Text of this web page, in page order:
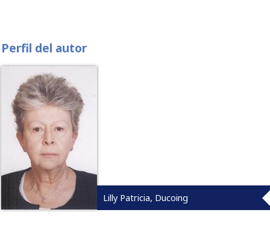
Perfil del autor
Lilly Patricia, Ducoing